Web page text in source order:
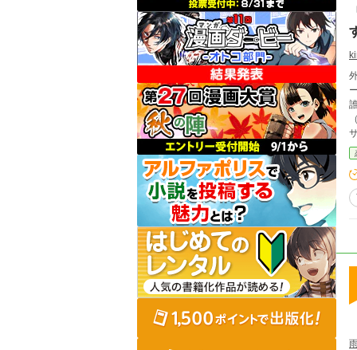
外
誰に
ー